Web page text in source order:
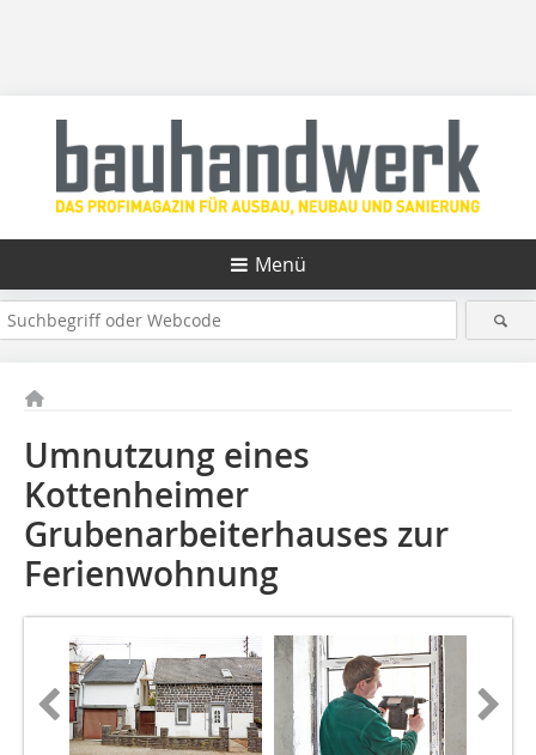
Menü
Umnutzung eines
Kottenheimer
Grubenarbeiterhauses zur
Ferienwohnung